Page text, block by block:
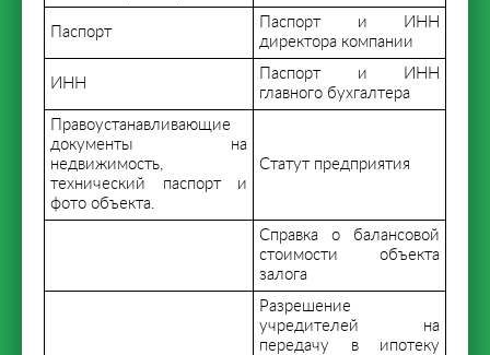
Паспорт
Паспорт и ИНН
директора компании
ИНН
Паспорт и ИНН
главного бухгалтера
Правоустанавливающие
документы на
недвижимость,
технический паспорт и
фото объекта.
Статут предприятия
Справка о балансовой
стоимости объекта
залога
Разрешение
учредителей на
передачу в ипотеку